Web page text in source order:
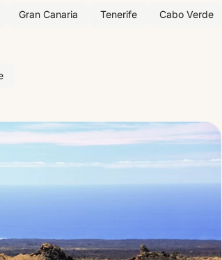
Gran Canaria Tenerife Cabo Verde